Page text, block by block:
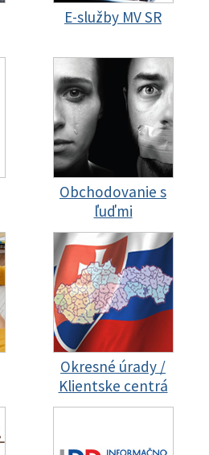
E-služby MV SR
Obchodovanie s
ľuďmi
Okresné úrady /
Klientske centrá